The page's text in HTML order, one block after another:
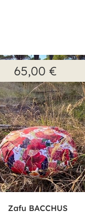
65,00 €
Zafu BACCHUS